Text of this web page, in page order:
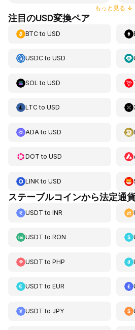
もっと見る ↓
注目のUSD変換ペア
BTCto USD
USDCto USD
SOL to USD
LTCto USD
ADA to USD
DOT to USD
LINKto USD
ステーブルコインから法定通
USDT to INR
USDT to RON
USDT to PHP
USDT to EUR
USDT to JPY